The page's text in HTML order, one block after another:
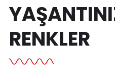
RENKLER